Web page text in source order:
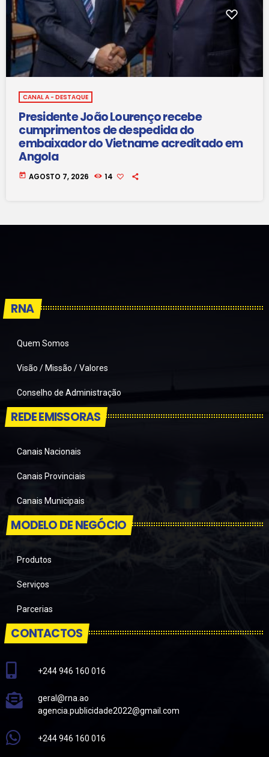
CANAL A - DESTAQUE
Presidente João Lourenço recebe
cumprimentos de despedida do
embaixador do Vietname acreditado em
Angola
today AGOSTO 7, 2026 14
RNA
Quem Somos
Visão / Missão / Valores
Conselho de Administração
REDE EMISSORAS
Canais Nacionais
Canais Provinciais
Canais Municipais
MODELO DE NEGÓCIO
Produtos
Serviços
Parcerias
CONTACTOS
+244 946 160 016
geral@rna.ao
agencia.publicidade2022@gmail.com
+244 946 160 016